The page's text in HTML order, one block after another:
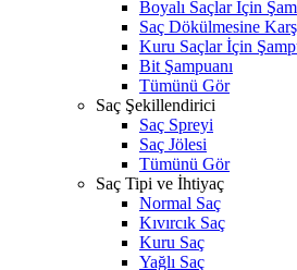
Boyalı Saçlar İçin
Saç Dökülmesine
Kuru Saçlar İçin
Bit Şampuanı
Tümünü Gör
Saç Şekillendirici
Saç Spreyi
Saç Jölesi
Tümünü Gör
Saç Tipi ve İhtiyaç
Normal Saç
Kıvırcık Saç
Kuru Saç
Yağlı Saç